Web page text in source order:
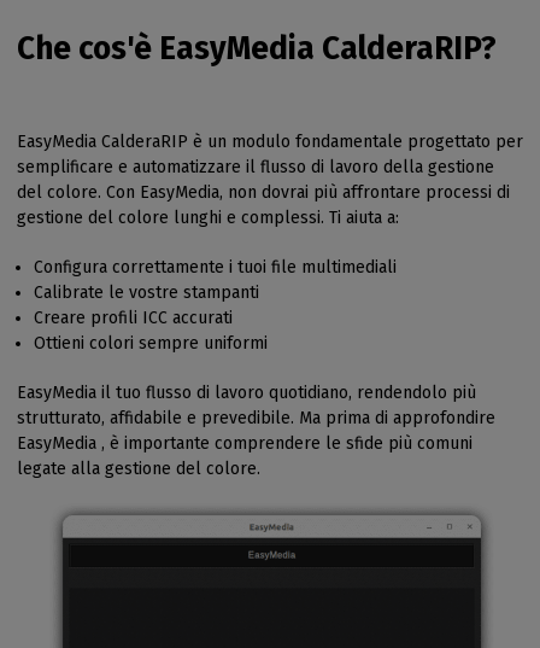
Che cos'è EasyMedia CalderaRIP?
EasyMedia CalderaRIP è un modulo fondamentale progettato per
semplificare e automatizzare il flusso di lavoro della gestione
del colore. Con EasyMedia, non dovrai più affrontare processi di
gestione del colore lunghi e complessi. Ti aiuta a:
Configura correttamente i tuoi file multimediali
Calibrate le vostre stampanti
Creare profili ICC accurati
Ottieni colori sempre uniformi
EasyMedia il tuo flusso di lavoro quotidiano, rendendolo più
strutturato, affidabile e prevedibile. Ma prima di approfondire
EasyMedia , è importante comprendere le sfide più comuni
legate alla gestione del colore.